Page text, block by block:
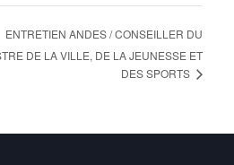
ENTRETIEN ANDES / CONSEILLER DU
DE LA VILLE, DE LA JEUNESSE ET
DES SPORTS